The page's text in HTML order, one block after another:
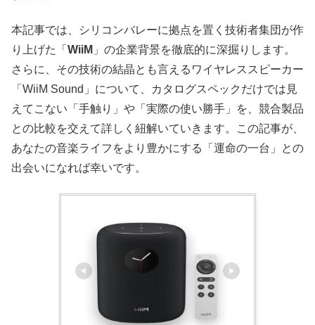
本記事では、シリコンバレーに拠点を置く技術者集団が作
り上げた「 WiiM 」の企業背景を徹底的に深掘りします。
さらに、その技術の結晶とも言えるワイヤレススピーカー
「WiiM Sound」について、カタログスペックだけでは見
えてこない「手触り」や「実際の使い勝手」を、競合製品
との比較を交えて詳しく紐解いていきます。この記事が、
あなたの音楽ライフをより豊かにする「運命の一台」との
出会いになれば幸いです。